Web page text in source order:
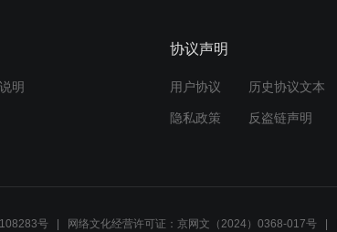
明
协议声明
用户协议 历史协议文本
隐私政策 反盗链声明
号 网络文化经营许可证：京网文（2024）0368-017号